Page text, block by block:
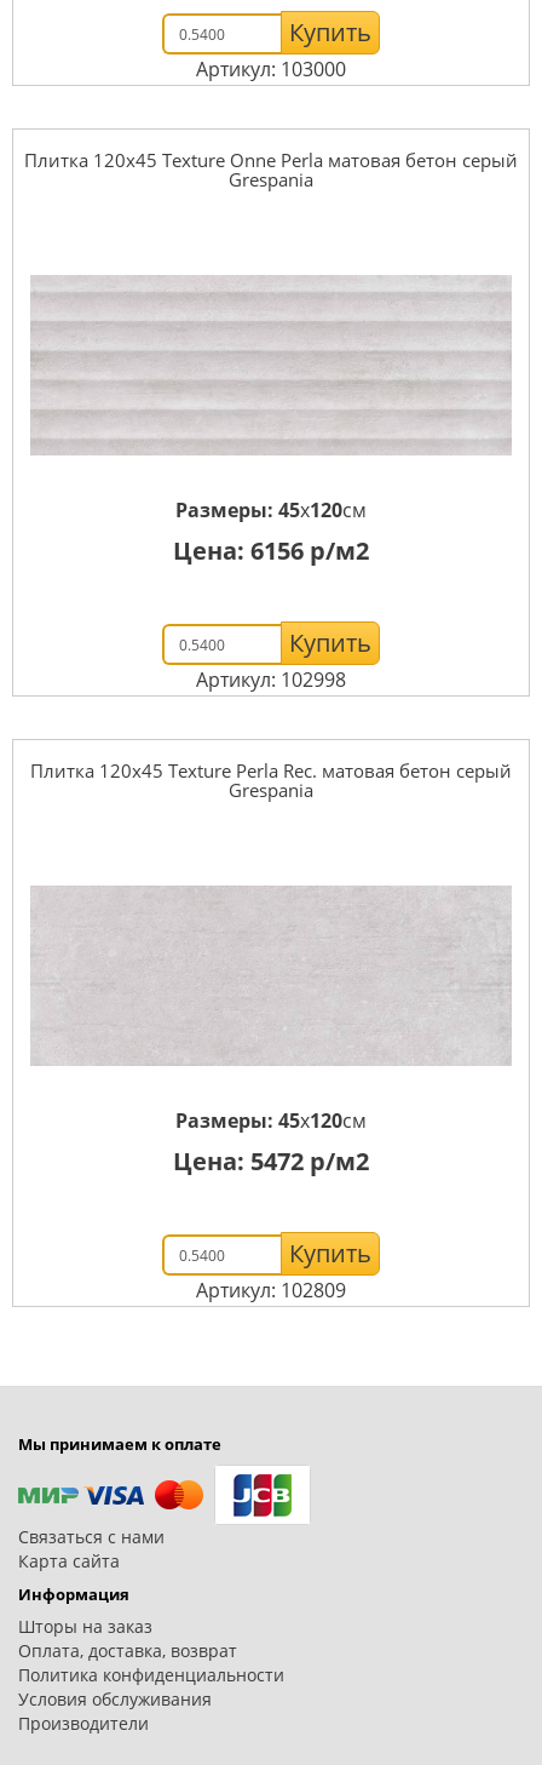
Купить
Артикул: 103000
Плитка 120x45 Texture Onne Perla матовая бетон серый
Grespania
Размеры: 45x120см
Цена: 6156 р/м2
Купить
Артикул: 102998
Плитка 120x45 Texture Perla Rec. матовая бетон серый
Grespania
Размеры: 45x120см
Цена: 5472 р/м2
Купить
Артикул: 102809
Мы принимаем к оплате
Связаться с нами
Карта сайта
Информация
Шторы на заказ
Оплата, доставка, возврат
Политика конфиденциальности
Условия обслуживания
Производители